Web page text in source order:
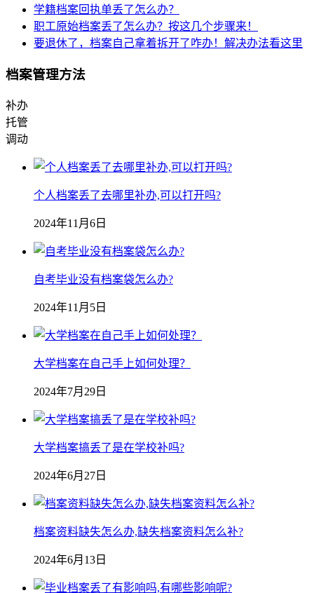
学籍档案回执单丢了怎么办？
职工原始档案丢了怎么办？按这几个步骤来！
要退休了，档案自己拿着拆开了咋办！解决办法看这里
档案管理方法
补办
托管
调动
个人档案丢了去哪里补办,可以打开吗?
2024年11月6日
自考毕业没有档案袋怎么办?
2024年11月5日
大学档案在自己手上如何处理？
2024年7月29日
大学档案搞丢了是在学校补吗?
2024年6月27日
档案资料缺失怎么办,缺失档案资料怎么补?
2024年6月13日